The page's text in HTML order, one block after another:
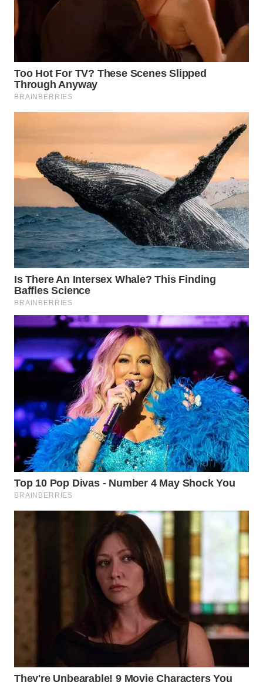
WN
SIMALUNGUN
WN
WN
TAPANULI
TENGAH
WN DELI
SERDANG
WN
TEBING
TINGGI
PAKPAK
WN
KARAWANG
BEKASI
WN
BOGOR
WN
DEPOK
LAWAS